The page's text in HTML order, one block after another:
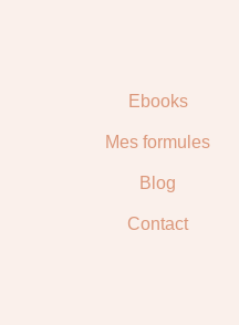
Ebooks
Mes formules
Blog
Contact